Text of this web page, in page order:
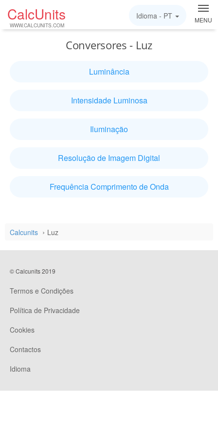
CalcUnits
WWW.CALCUNITS.COM
MENU
Idioma - PT
Conversores - Luz
Luminância
Intensidade Luminosa
Iluminação
Resolução de Imagem Digital
Frequência Comprimento de Onda
Calcunits Luz
© Calcunits 2019
Termos e Condições
Política de Privacidade
Cookies
Contactos
Idioma